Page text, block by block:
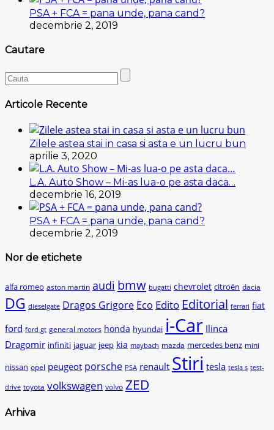
PSA + FCA = pana unde, pana cand?
decembrie 2, 2019
Cautare
Articole Recente
Zilele astea stai in casa si asta e un lucru bun
aprilie 3, 2020
L.A. Auto Show – Mi-as lua-o pe asta daca…
decembrie 16, 2019
PSA + FCA = pana unde, pana cand?
decembrie 2, 2019
Nor de etichete
alfa romeo aston martin audi bmw bugatti chevrolet citroën dacia
DG dieselgate Dragos Grigore Eco Edito Editorial ferrari fiat
ford ford gt general motors honda hyundai i-Car Ilinca
Dragomir infiniti jaguar jeep kia maybach mazda mercedes benz mini
nissan opel peugeot porsche PSA renault Stiri tesla tesla s test-
drive toyota volkswagen volvo ZED
Arhiva